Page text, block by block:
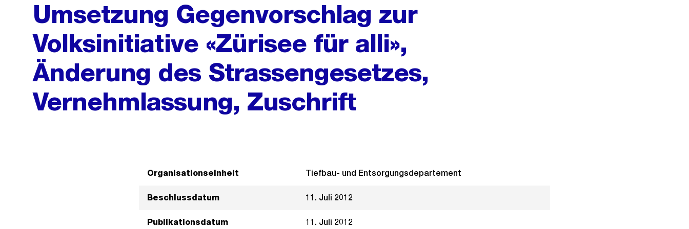
Umsetzung Gegenvorschlag zur
Volksinitiative «Zürisee für alli»,
Änderung des Strassengesetzes,
Vernehmlassung, Zuschrift
Organisationseinheit Tiefbau- und Entsorgungsdepartement
Beschlussdatum 11. Juli 2012
Publikationsdatum 11. Juli 2012